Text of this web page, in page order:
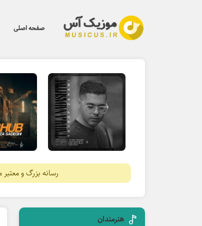
صفحه اصلی
رسانه بزرگ و
هنرمندان